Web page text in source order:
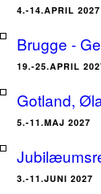
4.-14.APRIL 2027
Brugge -
19.-25.APRIL
Gotland,
5.-11.MAJ 2027
3.-11.JUNI 2027